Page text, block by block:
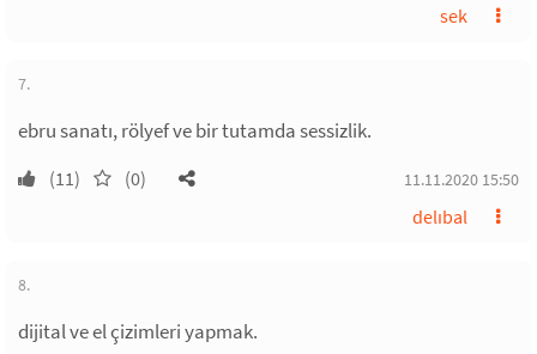
sek
7.
ebru sanatı, rölyef ve bir tutamda sessizlik.
(11) (0) 11.11.2020 15:50
delıbal
8.
dijital ve el çizimleri yapmak.